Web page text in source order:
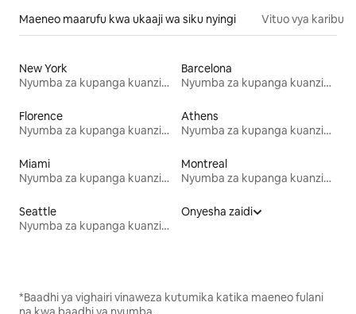
Maeneo maarufu kwa ukaaji wa siku nyingi Vituo vya karibu
New York
Nyumba za kupanga kuanzia mwezi mmoja
Barcelona
Nyumba za kupanga kuanzia mwezi mmoja
Florence
Nyumba za kupanga kuanzia mwezi mmoja
Athens
Nyumba za kupanga kuanzia mwezi mmoja
Miami
Nyumba za kupanga kuanzia mwezi mmoja
Montreal
Nyumba za kupanga kuanzia mwezi mmoja
Seattle
Nyumba za kupanga kuanzia mwezi mmoja
Onyesha zaidi
*Baadhi ya vighairi vinaweza kutumika katika maeneo fulani